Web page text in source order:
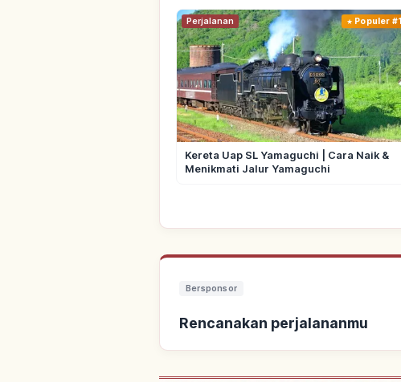
Perjalanan Populer #1
Kereta Uap SL Yamaguchi | Cara Naik &
Menikmati Jalur Yamaguchi
Bersponsor
Rencanakan perjalananmu